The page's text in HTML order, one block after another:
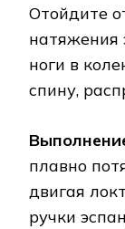
Отойдите
натяжения
ноги в
спину,
плавно
двигая
ручки